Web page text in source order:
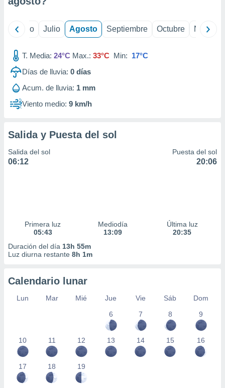
mediante
publicidad
publicidad
1199
Junio Julio Agosto Septiembre Octubre
T. Media: 24°C Max.: 33°C Min: 17°C
Días de lluvia: 0 días
Acum. de lluvia: 1 mm
Viento medio: 9 km/h
Salida y Puesta del sol
Salida del sol
06:12
Puesta del sol
20:06
Primera luz
05:43
Mediodía
13:09
Última luz
20:35
Duración del día 13h 55m
Luz diurna restante 8h 1m
Calendario lunar
Lun Mar Mié Jue Vie Sáb
Dom
6
7 8 9
10 11 12 13 14 15 16
17 18 19